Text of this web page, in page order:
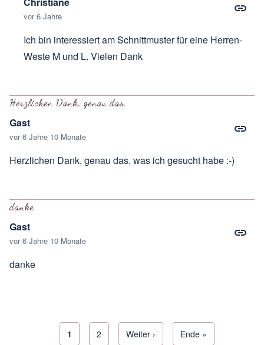
vor 6 Jahre
Ich bin interessiert am Schnittmuster für eine Herren-
Weste M und L. Vielen Dank
Herzlichen Dank, genau das,
Gast
vor 6 Jahre 10 Monate
Herzlichen Dank, genau das, was ich gesucht habe :-)
danke
Gast
vor 6 Jahre 10 Monate
danke
Seitennummerierung
Aktuelle Seite
1 Seite
2 Next page
Weiter › Letzte Seite
Ende »